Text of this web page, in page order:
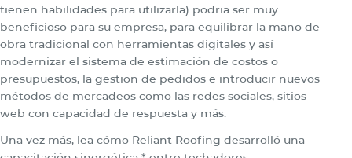
tienen habilidades para utilizarla) podría ser muy
beneficioso para su empresa, para equilibrar la mano de
obra tradicional con herramientas digitales y así
modernizar el sistema de estimación de costos o
presupuestos, la gestión de pedidos e introducir nuevos
métodos de mercadeos como las redes sociales, sitios
web con capacidad de respuesta y más.
Una vez más, lea cómo Reliant Roofing desarrolló una